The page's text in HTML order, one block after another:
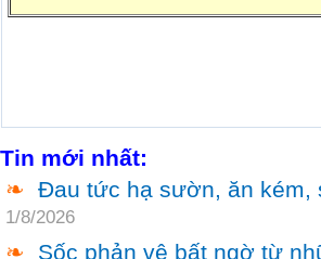
Tin mới nhất:
❧
Đau tức hạ sườn, ăn
1/8/2026
❧
Sốc phản vệ bất ngờ từ